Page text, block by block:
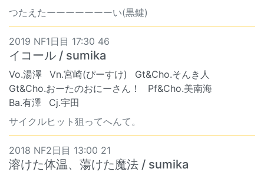
つたえたーーーーーーーい(黒鍵)
2019 NF1日目 17:30 46
イコール / sumika
Vo.湯澤 Vn.宮崎(ぴーすけ)
Gt&Cho.そんき人
Gt&Cho.おーたのおにーさん！
Pf&Cho.美南海
Ba.有澤
Cj.宇田
サイクルヒット狙ってへんて。
2018 NF2日目 13:00 21
溶けた体温、蕩けた魔法 / sumika